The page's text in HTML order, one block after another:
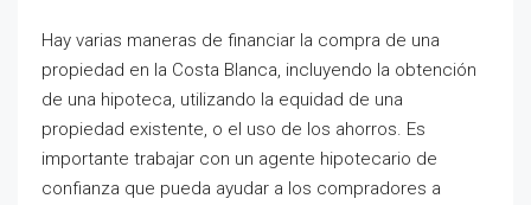
Hay varias maneras de financiar la compra de una
propiedad en la Costa Blanca, incluyendo la obtención
de una hipoteca, utilizando la equidad de una
propiedad existente, o el uso de los ahorros. Es
importante trabajar con un agente hipotecario de
confianza que pueda ayudar a los compradores a